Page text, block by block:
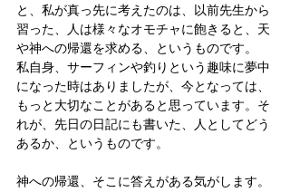
と、私が真っ先に考えたのは、以前先生から
習った、人は様々なオモチャに飽きると、天
や神への帰還を求める、というものです。
私自身、サーフィンや釣りという趣味に夢中
になった時はありましたが、今となっては、
もっと大切なことがあると思っています。そ
れが、先日の日記にも書いた、人としてどう
あるか、というものです。
神への帰還、そこに答えがある気がします。